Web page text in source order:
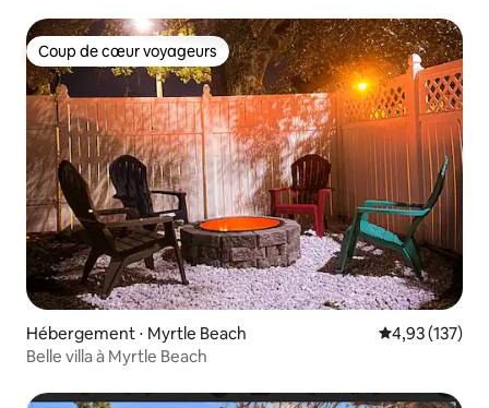
Coup de cœur voyageurs
Coup de cœur voyageurs
Hébergement ⋅ Myrtle Beach Évaluation
4,93 (137)
Belle villa à Myrtle Beach